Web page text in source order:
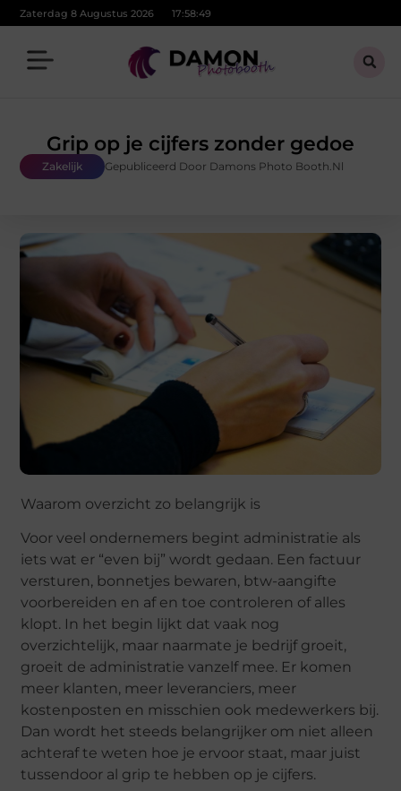
Zaterdag 8 Augustus 2026 17:58:50
Grip op je cijfers zonder gedoe
Zakelijk Gepubliceerd Door Damons Photo Booth.nl
Waarom overzicht zo belangrijk is
Voor veel ondernemers begint administratie als
iets wat er “even bij” wordt gedaan. Een factuur
versturen, bonnetjes bewaren, btw-aangifte
voorbereiden en af en toe controleren of alles
klopt. In het begin lijkt dat vaak nog
overzichtelijk, maar naarmate je bedrijf groeit,
groeit de administratie vanzelf mee. Er komen
meer klanten, meer leveranciers, meer
kostenposten en misschien ook medewerkers bij.
Dan wordt het steeds belangrijker om niet alleen
achteraf te weten hoe je ervoor staat, maar juist
tussendoor al grip te hebben op je cijfers.